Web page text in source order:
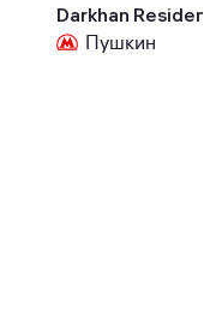
Darkhan
Пушкин